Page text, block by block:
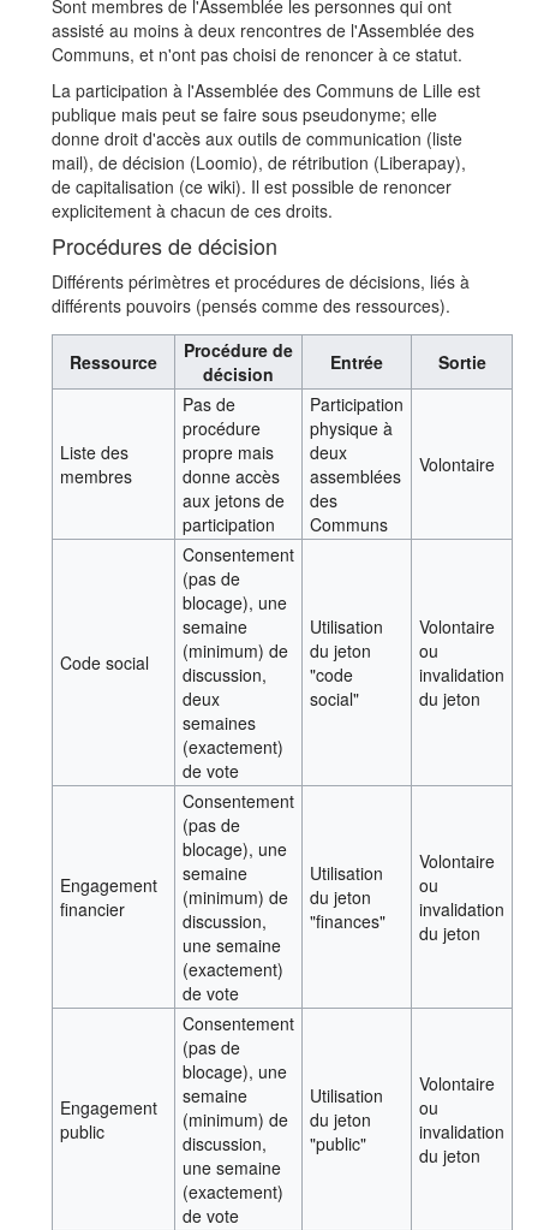
Sont membres de l'Assemblée les personnes qui ont
assisté au moins à deux rencontres de l'Assemblée des
Communs, et n'ont pas choisi de renoncer à ce statut.
La participation à l'Assemblée des Communs de Lille est
publique mais peut se faire sous pseudonyme; elle
donne droit d'accès aux outils de communication (liste
mail), de décision (Loomio), de rétribution (Liberapay),
de capitalisation (ce wiki). Il est possible de renoncer
explicitement à chacun de ces droits.
Procédures de décision
Différents périmètres et procédures de décisions, liés à
différents pouvoirs (pensés comme des ressources).
Ressource
Procédure de
décision
Entrée Sortie
Liste des
membres
Pas de
procédure
propre mais
donne accès
aux jetons de
participation
Participation
physique à
deux
assemblées
des
Communs
Volontaire
Code social
Consentement
(pas de
blocage), une
semaine
(minimum) de
discussion,
deux
semaines
(exactement)
de vote
Utilisation
du jeton
"code
social"
Volontaire
ou
invalidation
du jeton
Engagement
financier
Consentement
(pas de
blocage), une
semaine
(minimum) de
discussion,
une semaine
(exactement)
de vote
Utilisation
du jeton
"finances"
Volontaire
ou
invalidation
du jeton
Engagement
public
Consentement
(pas de
blocage), une
semaine
(minimum) de
discussion,
une semaine
(exactement)
de vote
Utilisation
du jeton
"public"
Volontaire
ou
invalidation
du jeton